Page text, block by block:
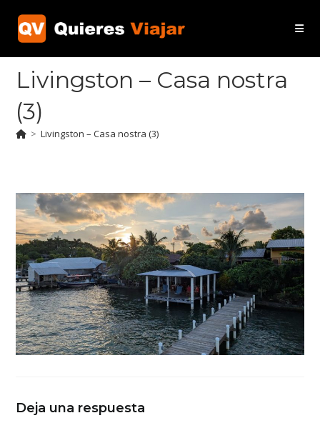
contenido
Livingston – Casa nostra
(3)
> Livingston – Casa nostra (3)
Deja una respuesta